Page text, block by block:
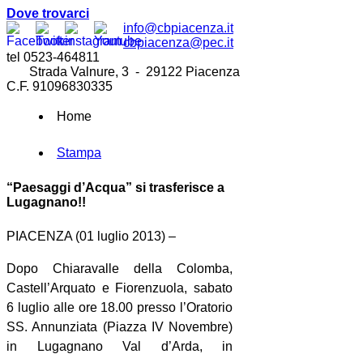
Dove trovarci
info@cbpiacenza.it
cbpiacenza@pec.it
tel 0523-464811
Strada Valnure, 3 - 29122 Piacenza
C.F. 91096830335
Home
Stampa
“Paesaggi d’Acqua” si trasferisce a
Lugagnano!!
PIACENZA (01 luglio 2013) –
Dopo Chiaravalle della Colomba,
Castell’Arquato e Fiorenzuola, sabato
6 luglio alle ore 18.00 presso l’Oratorio
SS. Annunziata (Piazza IV Novembre)
in Lugagnano Val d’Arda, in